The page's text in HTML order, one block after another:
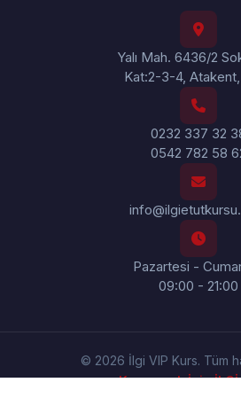
Yalı Mah. 6436/2
Kat:2-3-4,
0232 337 32
0542 782 58
Pazartesi -
09:00 - 21:00
© 2026 İlgi VIP Kurs. Tüm
Kazanmak İçin